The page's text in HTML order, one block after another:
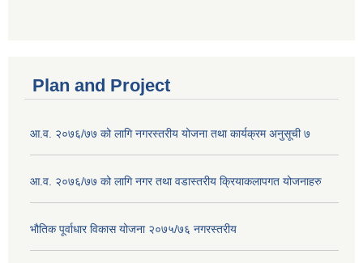
Plan and Project
आ.व. २०७६/७७ को लागि नगरस्तरीय योजना तथा कार्यक्रम अनुसूची ७
आ.व. २०७६/७७ को लागि नगर तथा वडास्तरीय क्रियाकलापगत योजनाहरु
भौतिक पूर्वाधार विकास योजना २०७५/७६ नगरस्तरीय